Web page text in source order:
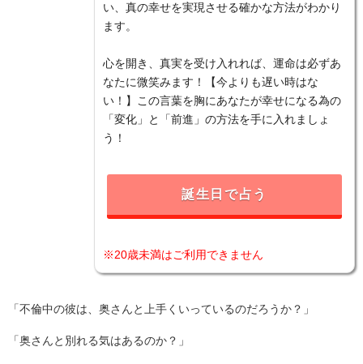
い、真の幸せを実現させる確かな方法がわかり
ます。
心を開き、真実を受け入れれば、運命は必ずあ
なたに微笑みます！【今よりも遅い時はな
い！】この言葉を胸にあなたが幸せになる為の
「変化」と「前進」の方法を手に入れましょ
う！
誕生日で占う
※20歳未満はご利用できません
「不倫中の彼は、奥さんと上手くいっているのだろうか？」
「奥さんと別れる気はあるのか？」